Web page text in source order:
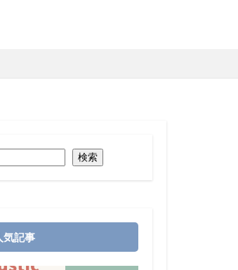
検索
気記事